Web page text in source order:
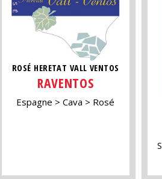
ROSÉ HERETAT VALL VENTOS
RAVENTOS
Espagne Cava Rosé